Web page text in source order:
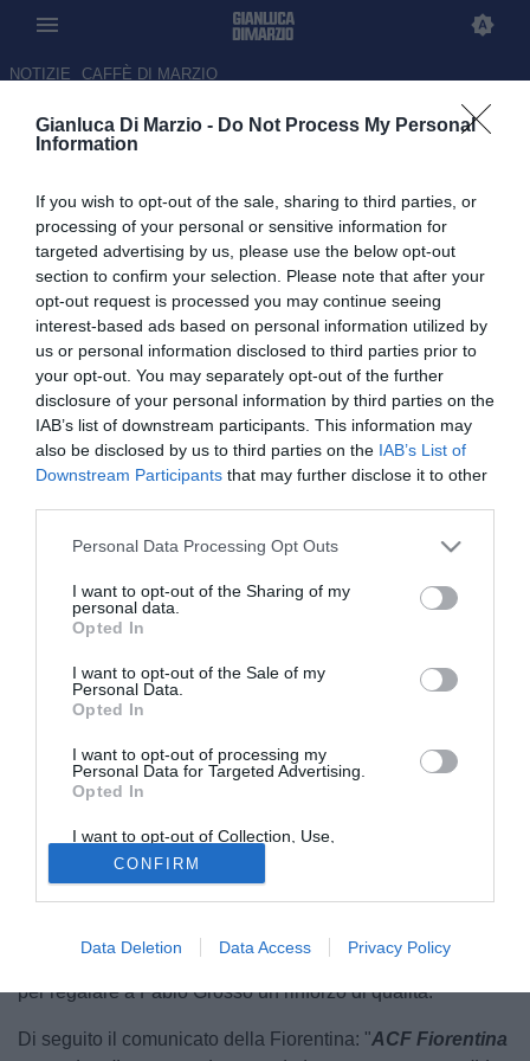
Gianluca Di Marzio - Do Not Process My Personal
Information
If you wish to opt-out of the sale, sharing to third parties, or
processing of your personal or sensitive information for
targeted advertising by us, please use the below opt-out
section to confirm your selection. Please note that after your
opt-out request is processed you may continue seeing
interest-based ads based on personal information utilized by
us or personal information disclosed to third parties prior to
your opt-out. You may separately opt-out of the further
disclosure of your personal information by third parties on the
IAB’s list of downstream participants. This information may
also be disclosed by us to third parties on the IAB’s List of
Downstream Participants that may further disclose it to other
Personal Data Processing Opt Outs
I want to opt-out of the Sharing of my
personal data.
Opted In
I want to opt-out of the Sale of my
Personal Data.
Opted In
I want to opt-out of processing my
Personal Data for Targeted Advertising.
Opted In
I want to opt-out of Collection, Use,
Retention, Sale, and/or Sharing of my
Personal Data that Is Unrelated with the
Purposes for which it was collected.
Opted Out
CONFIRM
Data Deletion Data Access Privacy Policy
NOTIZIE CAFFÈ DI MARZIO
Radu Dragusin è un nuovo
prestito con obbligo di riscatto
condizionato
UFFICIALE
08.07.2026 18:32 di Redazione
Il club viola ha ufficializzato l'arrivo del difensore rumeno dal
Tottenham. Dragusin torna in Serie A dopo 2 anni
© foto di www.imagephotoagency.it
Radu Dragusin è un nuovo giocatore della Fiorentina
ufficializzato l'arrivo del difensore rumeno dal
Per Dragusin si tratta di un ritorno in Italia. Nel 2024, infatti,
il classe 2002 ha lasciato ilGenoaper volare in Inghilterra,
sponda Spurs. A portare il centrale a Londra fu proprio
, che ha puntato nuovamente sul giocatore
per regalare a Fabio Grosso un rinforzo di qualità.
Di seguito il comunicato della Fiorentina: "ACF Fiorentina